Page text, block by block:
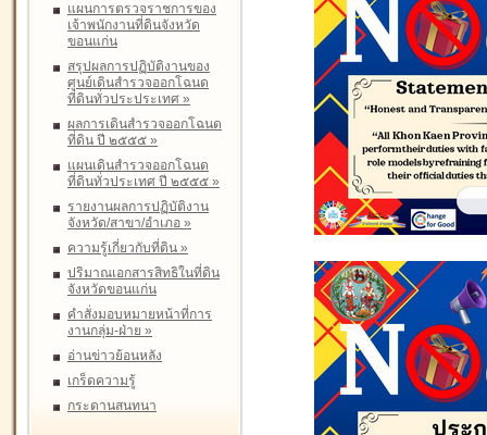
แผนการตรวจราชการของ
เจ้าพนักงานที่ดินจังหวัด
ขอนแก่น
สรุปผลการปฏิบัติงานของ
ศูนย์เดินสำรวจออกโฉนด
ที่ดินทั่วประประเทศ »
ผลการเดินสำรวจออกโฉนด
ที่ดิน ปี ๒๕๕๕ »
แผนเดินสำรวจออกโฉนด
ที่ดินทั่วประเทศ ปี ๒๕๕๕ »
รายงานผลการปฏิบัติงาน
จังหวัด/สาขา/อำเภอ »
ความรู้เกี่ยวกับที่ดิน »
ปริมาณเอกสารสิทธิในที่ดิน
จังหวัดขอนแก่น
คำสั่งมอบหมายหน้าที่การ
งานกลุ่ม-ฝ่าย »
อ่านข่าวย้อนหลัง
เกร็ดความรู้
กระดานสนทนา